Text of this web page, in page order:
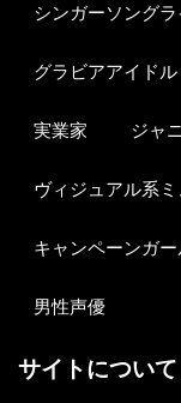
シンガーソング
グラビアアイドル
実業家 ジャ
ヴィジュアル系
キャンペーンガー
男性声優
サイトについて